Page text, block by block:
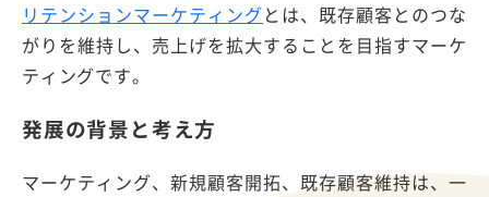
リテンションマーケティングとは、既存顧客とのつな
がりを維持し、売上げを拡大することを目指すマーケ
ティングです。
発展の背景と考え方
マーケティング、新規顧客開拓、既存顧客維持は、一